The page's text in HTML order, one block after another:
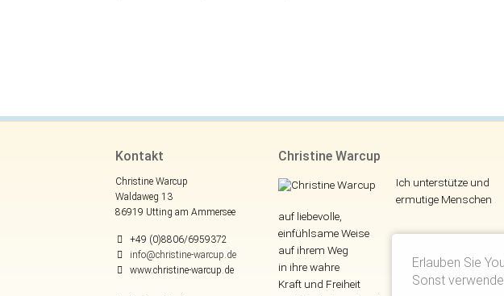
Kontakt
Christine Warcup
Waldaweg 13
86919 Utting am Ammersee
+49 (0)8806/6959372
info@christine-warcup.de
www.christine-warcup.de
Christine Warcup
Ich unterstütze und
ermutige Menschen
auf liebevolle,
einfühlsame Weise
auf ihrem Weg
in ihre wahre
Kraft und Freiheit
Erlauben Sie
Sonst